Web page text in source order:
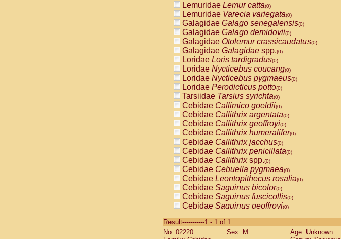
Lemuridae Lemur catta(0)
Lemuridae Varecia variegata(0)
Galagidae Galago senegalensis(0)
Galagidae Galago demidovii(0)
Galagidae Otolemur crassicaudatus(0)
Galagidae Galagidae spp.(0)
Loridae Loris tardigradus(0)
Loridae Nycticebus coucang(0)
Loridae Nycticebus pygmaeus(0)
Loridae Perodicticus potto(0)
Tarsiidae Tarsius syrichta(0)
Cebidae Callimico goeldii(0)
Cebidae Callithrix argentata(0)
Cebidae Callithrix geoffroyi(0)
Cebidae Callithrix humeralifer(0)
Cebidae Callithrix jacchus(0)
Cebidae Callithrix penicillata(0)
Cebidae Callithrixspp.(0)
Cebidae Cebuella pygmaea(0)
Cebidae Leontopithecus rosalia(0)
Cebidae Saguinus bicolor(0)
Cebidae Saguinus fuscicollis(0)
Cebidae Saguinus geoffroyi(0)
CebidaeSaguinus labiatus(0)
Cebidae Saguinus leucopus (0)
Result-----------1 - 1 of 1
No: 02220
Sex: M
Age: Unknown